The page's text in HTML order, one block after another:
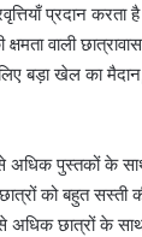
प्रदान
वाली
बड़ा खेल का
अधिक पुस्तकों के
को बहुत सस्ती
छात्रों के साथ